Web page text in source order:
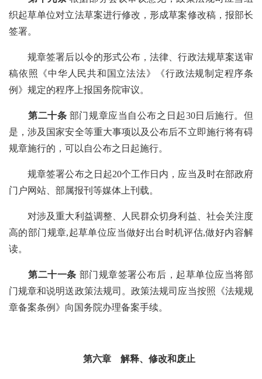
织起草单位对立法草案进行修改，形成草案修改稿，报部长
签署。
规章签署后以令的形式公布，法律、行政法规草案送审
稿依照《中华人民共和国立法法》《行政法规制定程序条
例》规定的程序上报国务院审议。
第二十条 部门规章应当自公布之日起30日后施行。但
是，涉及国家安全等重大事项以及公布后不立即施行将有碍
规章施行的，可以自公布之日起施行。
规章签署公布之日起20个工作日内，应当及时在部政府
门户网站、部属报刊等媒体上刊载。
对涉及重大利益调整、人民群众切身利益、社会关注度
高的部门规章,起草单位应当做好出台时机评估,做好内容解
读。
第二十一条 部门规章签署公布后，起草单位应当将部
门规章和说明送政策法规司。政策法规司应当按照《法规规
章备案条例》向国务院办理备案手续。
第六章 解释、修改和废止